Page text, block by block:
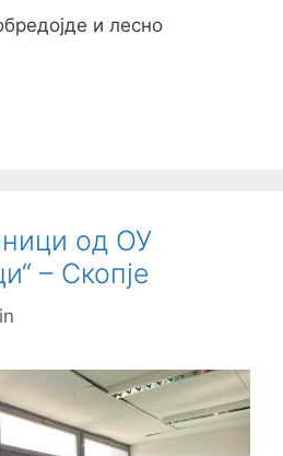
и лесно
од ОУ
– Скопје